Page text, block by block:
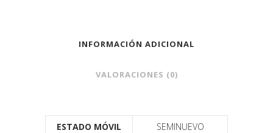
INFORMACIÓN ADICIONAL
VALORACIONES (0)
ESTADO MÓVIL
SEMINUEVO